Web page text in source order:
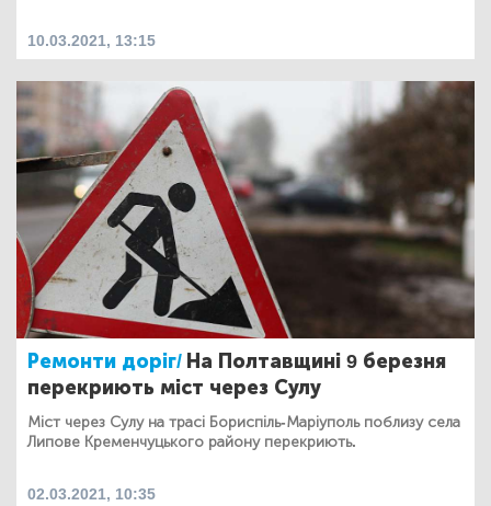
10.03.2021, 13:15
Ремонти доріг/ На Полтавщині 9 березня
перекриють міст через Сулу
Міст через Сулу на трасі Бориспіль-Маріуполь поблизу села
Липове Кременчуцького району перекриють.
02.03.2021, 10:35